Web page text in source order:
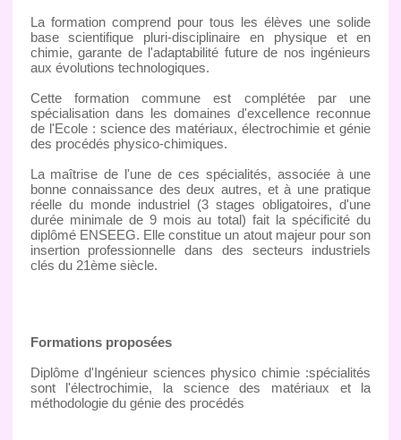
La formation comprend pour tous les élèves une solide
base scientifique pluri-disciplinaire en physique et en
chimie, garante de l'adaptabilité future de nos ingénieurs
aux évolutions technologiques.
Cette formation commune est complétée par une
spécialisation dans les domaines d'excellence reconnue
de l'Ecole : science des matériaux, électrochimie et génie
des procédés physico-chimiques.
La maîtrise de l'une de ces spécialités, associée à une
bonne connaissance des deux autres, et à une pratique
réelle du monde industriel (3 stages obligatoires, d'une
durée minimale de 9 mois au total) fait la spécificité du
diplômé ENSEEG. Elle constitue un atout majeur pour son
insertion professionnelle dans des secteurs industriels
clés du 21ème siècle.
Formations proposées
Diplôme d'Ingénieur sciences physico chimie :spécialités
sont l'électrochimie, la science des matériaux et la
méthodologie du génie des procédés